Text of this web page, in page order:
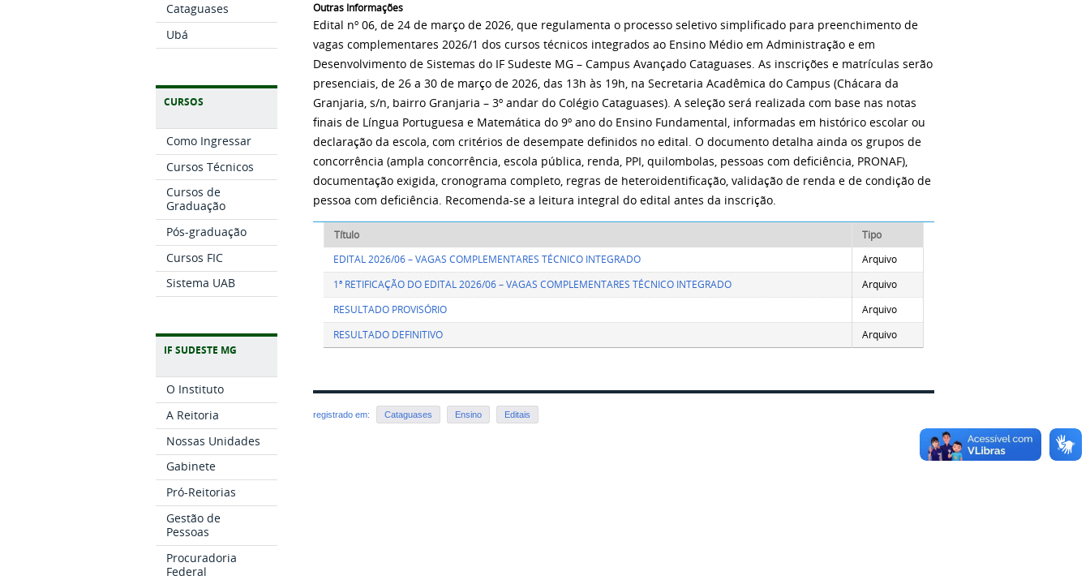
Cataguases
Ubá
CURSOS
Como Ingressar
Cursos Técnicos
Cursos de
Graduação
Pós-graduação
Cursos FIC
Sistema UAB
IF SUDESTE MG
O Instituto
A Reitoria
Nossas Unidades
Gabinete
Pró-Reitorias
Gestão de
Pessoas
Procuradoria
Federal
Outras Informações
Edital nº 06, de 24 de março de 2026, que regulamenta o processo seletivo simplificado para preenchimento de
vagas complementares 2026/1 dos cursos técnicos integrados ao Ensino Médio em Administração e em
Desenvolvimento de Sistemas do IF Sudeste MG – Campus Avançado Cataguases. As inscrições e matrículas serão
presenciais, de 26 a 30 de março de 2026, das 13h às 19h, na Secretaria Acadêmica do Campus (Chácara da
Granjaria, s/n, bairro Granjaria – 3º andar do Colégio Cataguases). A seleção será realizada com base nas notas
finais de Língua Portuguesa e Matemática do 9º ano do Ensino Fundamental, informadas em histórico escolar ou
declaração da escola, com critérios de desempate definidos no edital. O documento detalha ainda os grupos de
concorrência (ampla concorrência, escola pública, renda, PPI, quilombolas, pessoas com deficiência, PRONAF),
documentação exigida, cronograma completo, regras de heteroidentificação, validação de renda e de condição de
pessoa com deficiência. Recomenda-se a leitura integral do edital antes da inscrição.
Título
Tipo
EDITAL 2026/06 – VAGAS COMPLEMENTARES TÉCNICO INTEGRADO
Arquivo
1ª RETIFICAÇÃO DO EDITAL 2026/06 – VAGAS COMPLEMENTARES TÉCNICO INTEGRADO
Arquivo
RESULTADO PROVISÓRIO
Arquivo
RESULTADO DEFINITIVO
Arquivo
registrado em: Cataguases Ensino Editais